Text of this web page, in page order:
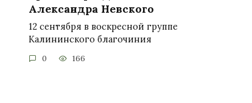
Александра Невского
12 сентября в воскресной группе
Калининского благочиния
0 166